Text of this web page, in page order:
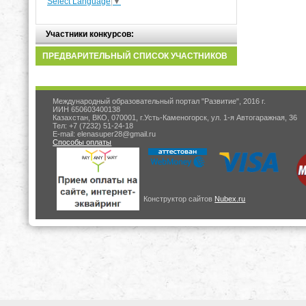
Участники конкурсов:
ПРЕДВАРИТЕЛЬНЫЙ СПИСОК УЧАСТНИКОВ
Международный образовательный портал "Развитие", 2016 г.
ИИН 650603400138
Казахстан, ВКО, 070001, г.Усть-Каменогорск, ул. 1-я Автогаражная, 36
Тел: +7 (7232) 51-24-18
E-mail: elenasuper28@gmail.ru
Способы оплаты
Конструктор сайтов Nubex.ru